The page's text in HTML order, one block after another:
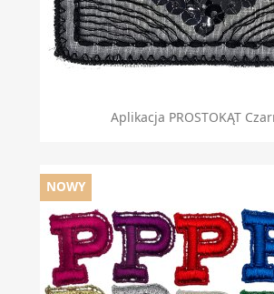
Aplikacja PROSTOKĄT
NOWY